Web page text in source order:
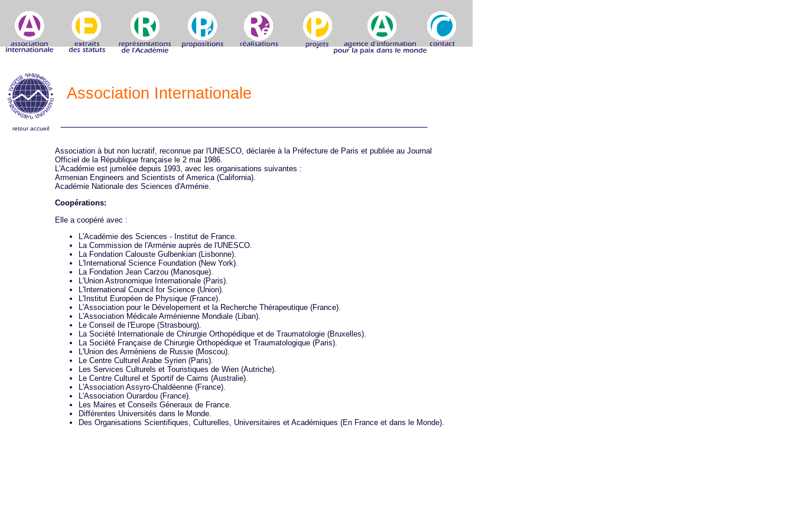
Association Internationale
retour accueil
Association à but non lucratif, reconnue par l'UNESCO, déclarée à la Préfecture de Paris et publiée au Journal
Officiel de la République française le 2 mai 1986.
L'Académie est jumelée depuis 1993, avec les organisations suivantes :
Armenian Engineers and Scientists of America (California).
Académie Nationale des Sciences d'Arménie.
Coopérations:
Elle a coopéré avec :
L'Académie des Sciences - Institut de France.
La Commission de l'Arménie auprès de l'UNESCO.
La Fondation Calouste Gulbenkian (Lisbonne).
L'International Science Foundation (New York).
La Fondation Jean Carzou (Manosque).
L'Union Astronomique Internationale (Paris).
L'International Council for Science (Union).
L'Institut Européen de Physique (France).
L'Association pour le Dévelopement et la Recherche Thérapeutique (France).
L'Association Médicale Arménienne Mondiale (Liban).
Le Conseil de l'Europe (Strasbourg).
La Société Internationale de Chirurgie Orthopédique et de Traumatologie (Bruxelles).
La Société Française de Chirurgie Orthopédique et Traumatologique (Paris).
L'Union des Arméniens de Russie (Moscou).
Le Centre Culturel Arabe Syrien (Paris).
Les Services Culturels et Touristiques de Wien (Autriche).
Le Centre Culturel et Sportif de Cairns (Australie).
L'Association Assyro-Chaldéenne (France).
L'Association Ourardou (France).
Les Maires et Conseils Géneraux de France.
Différentes Universités dans le Monde.
Des Organisations Scientifiques, Culturelles, Universitaires et Académiques (En France et dans le Monde).